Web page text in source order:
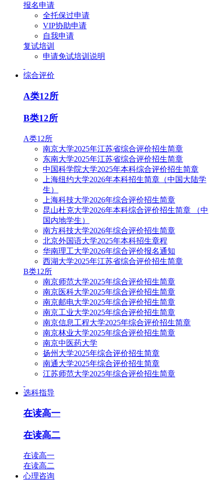
报名申请
全托保过申请
VIP协助申请
自我申请
复试培训
申请免试培训说明
综合评价
A类12所
B类12所
A类12所
南京大学2025年江苏省综合评价招生简章
东南大学2025年江苏省综合评价招生简章
中国科学院大学2025年本科综合评价招生简章
上海纽约大学2026年本科招生简章（中国大陆学
生）
上海科技大学2026年综合评价招生简章
昆山杜克大学2026年本科综合评价招生简章 （中
国内地学生）
南方科技大学2026年综合评价招生简章
北京外国语大学2025年本科招生章程
华南理工大学2026年综合评价报名通知
西湖大学2025年江苏省综合评价招生简章
B类12所
南京师范大学2025年综合评价招生简章
南京医科大学2025年综合评价招生简章
南京邮电大学2025年综合评价招生简章
南京工业大学2025年综合评价招生简章
南京信息工程大学2025年综合评价招生简章
南京林业大学2025年综合评价招生简章
南京中医药大学
扬州大学2025年综合评价招生简章
南通大学2025年综合评价招生简章
江苏师范大学2025年综合评价招生简章
选科指导
在读高一
在读高二
在读高一
在读高二
心理咨询